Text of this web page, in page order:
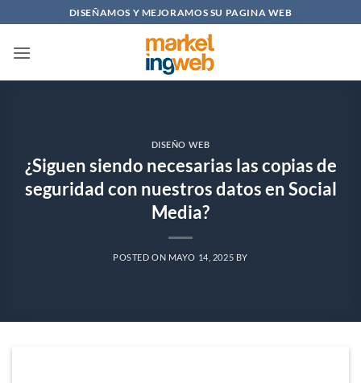
al
contenido
DISEÑAMOS Y MEJORAMOS SU PAGINA WEB
DISEÑO WEB
¿Siguen siendo necesarias las copias de
seguridad con nuestros datos en Social
Media?
POSTED ON MAYO 14, 2025 BY